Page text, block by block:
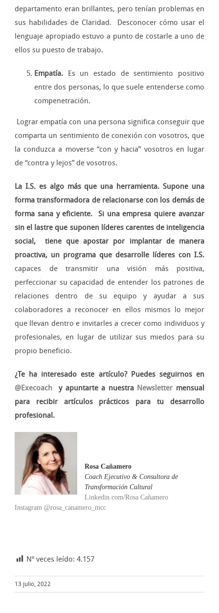
departamento eran brillantes, pero tenían problemas en
sus habilidades de Claridad. Desconocer cómo usar el
lenguaje apropiado estuvo a punto de costarle a uno de
ellos su puesto de trabajo.
Empatía. Es un estado de sentimiento positivo
entre dos personas, lo que suele entenderse como
compenetración.
Lograr empatía con una persona significa conseguir que
comparta un sentimiento de conexión con vosotros, que
la conduzca a moverse “con y hacia” vosotros en lugar
de “contra y lejos” de vosotros.
La I.S. es algo más que una herramienta. Supone una
forma transformadora de relacionarse con los demás de
forma sana y eficiente. Si una empresa quiere avanzar
sin el lastre que suponen líderes carentes de inteligencia
social, tiene que apostar por implantar de manera
proactiva, un programa que desarrolle líderes con I.S.
capaces de transmitir una visión más positiva,
perfeccionar su capacidad de entender los patrones de
relaciones dentro de su equipo y ayudar a sus
colaboradores a reconocer en ellos mismos lo mejor
que llevan dentro e invitarles a crecer como individuos y
profesionales, en lugar de utilizar sus miedos para su
propio beneficio.
¿Te ha interesado este artículo? Puedes seguirnos en
@Execoach
y apuntarte a nuestra Newslettermensual
para recibir artículos prácticos para tu desarrollo
profesional.
Rosa Cañamero
Coach Ejecutivo & Consultora de
Transformación Cultural
Linkedin.com/Rosa Cañamero
Instagram @rosa_canamero_mcc
Nº veces leído: 4.157
13 julio, 2022